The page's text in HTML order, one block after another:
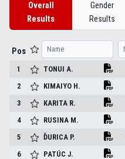
Overall
Results
Gender
Results
Pos
1 TONUIA.
2
KIMAIYO H.
3
KARITA R.
4
RUSINA M.
5
ĎURICA P.
6
PATÚCJ.